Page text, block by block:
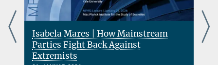
Isabela Mares | How Mainstream
Parties Fight Back Against
Extremists